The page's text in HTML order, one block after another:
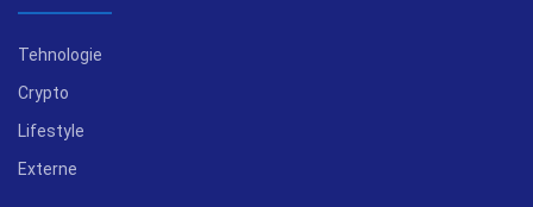
Tehnologie
Crypto
Lifestyle
Externe